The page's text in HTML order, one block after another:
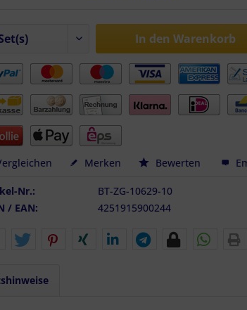
In den Warenkorb
Merken Bewerten
Nr.:
BT-ZG-10629-10
/ EAN:
4251915900244